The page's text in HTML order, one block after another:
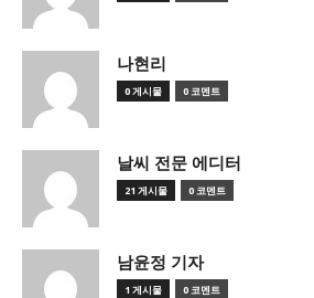
나현리
0 게시물 0 코멘트
날씨 전문 에디터
21 게시물 0 코멘트
남윤정 기자
1 게시물 0 코멘트